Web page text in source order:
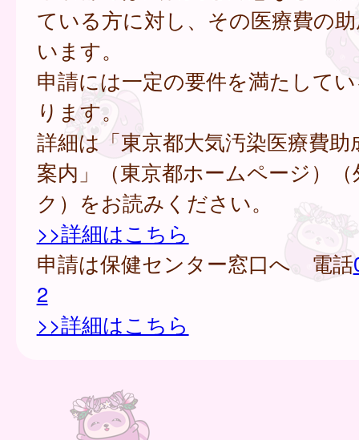
ている方に対し、その医療費の
います。
申請には一定の要件を満たして
ります。
詳細は「東京都大気汚染医療費助
案内」（東京都ホームページ）
ク）をお読みください。
>>詳細はこちら
申請は保健センター窓口へ 電話
2
>>詳細はこちら